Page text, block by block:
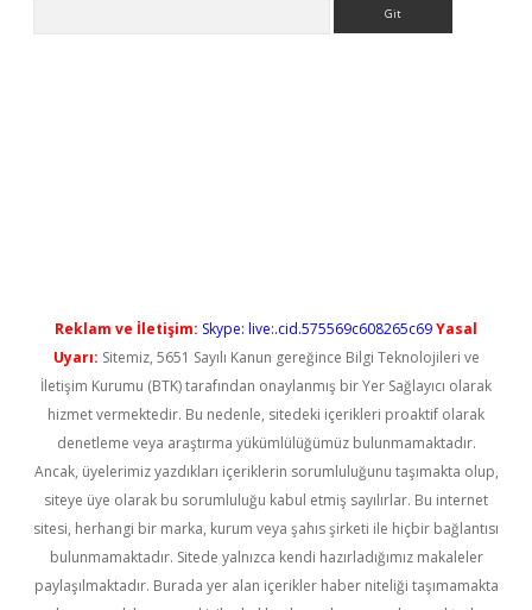
Reklam ve İletişim: Skype: live:.cid.575569c608265c69Yasal
Uyarı: Sitemiz, 5651 Sayılı Kanun gereğince Bilgi Teknolojileri ve
İletişim Kurumu (BTK) tarafından onaylanmış bir Yer Sağlayıcı olarak
hizmet vermektedir. Bu nedenle, sitedeki içerikleri proaktif olarak
denetleme veya araştırma yükümlülüğümüz bulunmamaktadır.
Ancak, üyelerimiz yazdıkları içeriklerin sorumluluğunu taşımakta olup,
siteye üye olarak bu sorumluluğu kabul etmiş sayılırlar. Bu internet
sitesi, herhangi bir marka, kurum veya şahıs şirketi ile hiçbir bağlantısı
bulunmamaktadır. Sitede yalnızca kendi hazırladığımız makaleler
paylaşılmaktadır. Burada yer alan içerikler haber niteliği taşımamakta